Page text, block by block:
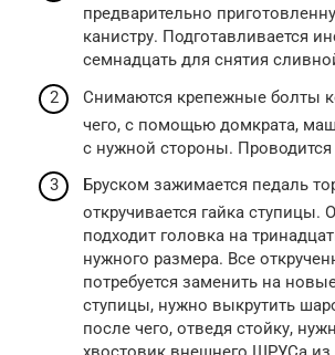
предварительно
канистру. Подготавливается
семнадцать для снятия
Снимаются крепежные болты
чего, с помощью домкрата,
с нужной стороны. Проводится
Бруском зажимается педаль
откручивается гайка ступицы.
подходит головка на
нужного размера. Все
потребуется заменить на
ступицы, нужно выкрутить
после чего, отведя стойку,